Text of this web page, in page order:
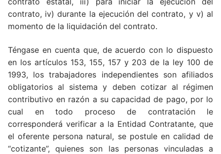
contrato, iv) durante la ejecución del contrato, y v) al
momento de la liquidación del contrato.
Téngase en cuenta que, de acuerdo con lo dispuesto
en los artículos 153, 155, 157 y 203 de la ley 100 de
1993, los trabajadores independientes son afiliados
obligatorios al sistema y deben cotizar al régimen
contributivo en razón a su capacidad de pago, por lo
cual en todo proceso de contratación le
corresponderá verificar a la Entidad Contratante, que
el oferente persona natural, se postule en calidad de
“cotizante”, quienes son las personas vinculadas a